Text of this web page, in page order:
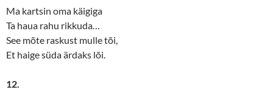
Ma kartsin oma käigiga
Ta haua rahu rikkuda…
See mõte raskust mulle tõi,
Et haige süda ärdaks lõi.
12.